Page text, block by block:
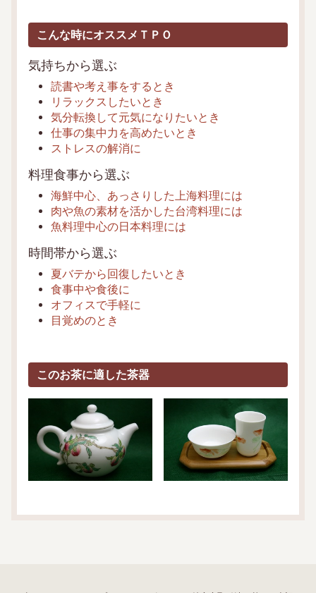
こんな時にオススメＴＰＯ
気持ちから選ぶ
読書や考え事をするとき
リラックスしたいとき
気分転換して元気になりたいとき
仕事の集中力を高めたいとき
ストレスの解消に
料理食事から選ぶ
海鮮中心、あっさりした上海料理には
肉や魚の素材を活かした台湾料理には
魚料理中心の日本料理には
時間帯から選ぶ
夏バテから回復したいとき
食事中や食後に
オフィスで手軽に
目覚めのとき
このお茶に適した茶器